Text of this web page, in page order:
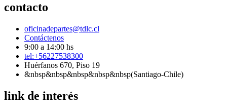
contacto
oficinadepartes@tdlc.cl
Contáctenos
9:00 a 14:00 hs
tel:+56227538300
Huérfanos 670, Piso 19
&nbsp&nbsp&nbsp&nbsp&nbsp(Santiago-Chile)
link de interés